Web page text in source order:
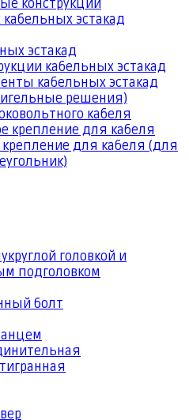
конструкции
эстакад
эстакад
кабельных эстакад
кабельных эстакад
решения)
кабеля
крепление для кабеля
для кабеля (для
головкой и
подголовком
болт